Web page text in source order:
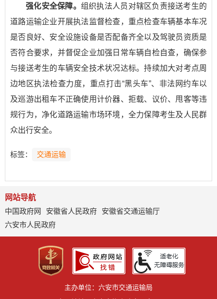
强化安全保障。 组织执法人员对辖区负责接送考生的
道路运输企业开展执法监督检查，重点检查车辆基本车况
是否良好、安全设施设备是否配备齐全以及驾驶员资质是
否符合要求，并督促企业加强日常车辆自检自查，确保参
与接送考生的车辆安全技术状况达标。持续加大对考点周
边地区执法检查力度，重点打击“黑头车”、非法网约车以
及巡游出租车不正确使用计价器、拒载、议价、甩客等违
规行为，净化道路运输市场环境，全力保障考生及人民群
众出行安全。
标签： 交通运输
网站导航
中国政府网
安徽省人民政府
安徽省交通运输厅
六安市人民政府
主办单位：六安市交通运输局